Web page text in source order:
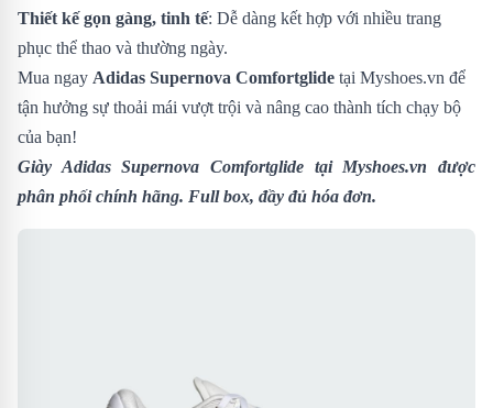
Thiết kế gọn gàng, tinh tế: Dễ dàng kết hợp với nhiều trang
phục thể thao và thường ngày.
Mua ngay Adidas Supernova Comfortglide tại Myshoes.vn để
tận hưởng sự thoải mái vượt trội và nâng cao thành tích chạy bộ
của bạn!
Giày Adidas Supernova Comfortglide tại Myshoes.vn được
phân phối chính hãng. Full box, đầy đủ hóa đơn.